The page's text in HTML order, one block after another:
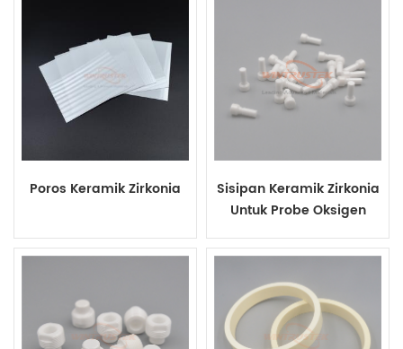
Poros Keramik Zirkonia
Sisipan Keramik Zirkonia
Untuk Probe Oksigen